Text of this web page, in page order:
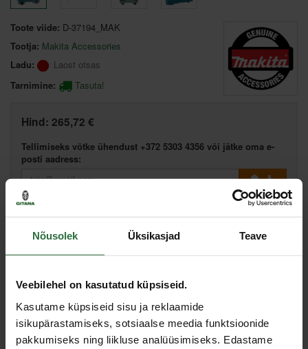
Nõusolek Üksikasjad Teave
Veebilehel on kasutatud küpsiseid.
Kasutame küpsiseid sisu ja reklaamide
isikupärastamiseks, sotsiaalse meedia funktsioonide
pakkumiseks ning liikluse analüüsimiseks. Edastame
Toote viide: D-37194_MAK
Tootja: Makita Accessories
Ladu:
Laost otsas
Tarnimine:
Tasuta!
Hind: 265,72 €
Tellimiseks võtke ühendust +372 5303 4356 või jätke oma e-
posti aadress:
Lisa võrdlusesse Soovita hinda
Spetsifikatsioon
Toote tüüp Komplekt